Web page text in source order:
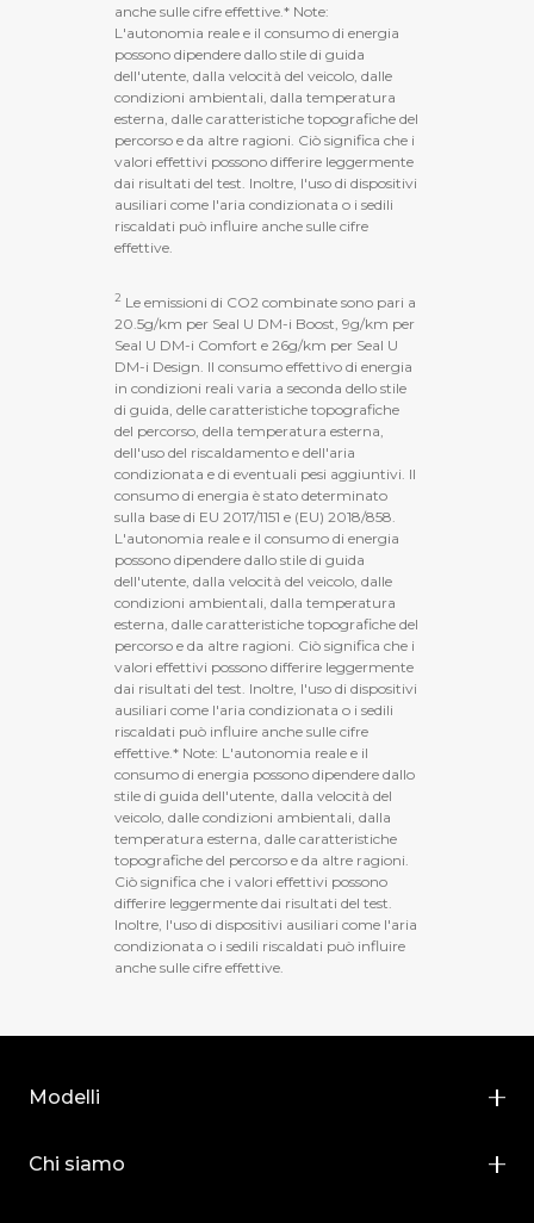
anche sulle cifre effettive.* Note:
L'autonomia reale e il consumo di energia
possono dipendere dallo stile di guida
dell'utente, dalla velocità del veicolo, dalle
condizioni ambientali, dalla temperatura
esterna, dalle caratteristiche topografiche del
percorso e da altre ragioni. Ciò significa che i
valori effettivi possono differire leggermente
dai risultati del test. Inoltre, l'uso di dispositivi
ausiliari come l'aria condizionata o i sedili
riscaldati può influire anche sulle cifre
effettive.
2 Le emissioni di CO2 combinate sono pari a
20.5g/km per Seal U DM-i Boost, 9g/km per
Seal U DM-i Comfort e 26g/km per Seal U
DM-i Design. Il consumo effettivo di energia
in condizioni reali varia a seconda dello stile
di guida, delle caratteristiche topografiche
del percorso, della temperatura esterna,
dell'uso del riscaldamento e dell'aria
condizionata e di eventuali pesi aggiuntivi. Il
consumo di energia è stato determinato
sulla base di EU 2017/1151 e (EU) 2018/858.
L'autonomia reale e il consumo di energia
possono dipendere dallo stile di guida
dell'utente, dalla velocità del veicolo, dalle
condizioni ambientali, dalla temperatura
esterna, dalle caratteristiche topografiche del
percorso e da altre ragioni. Ciò significa che i
valori effettivi possono differire leggermente
dai risultati del test. Inoltre, l'uso di dispositivi
ausiliari come l'aria condizionata o i sedili
riscaldati può influire anche sulle cifre
effettive.* Note: L'autonomia reale e il
consumo di energia possono dipendere dallo
stile di guida dell'utente, dalla velocità del
veicolo, dalle condizioni ambientali, dalla
temperatura esterna, dalle caratteristiche
topografiche del percorso e da altre ragioni.
Ciò significa che i valori effettivi possono
differire leggermente dai risultati del test.
Inoltre, l'uso di dispositivi ausiliari come l'aria
condizionata o i sedili riscaldati può influire
anche sulle cifre effettive.
Modelli
Chi siamo